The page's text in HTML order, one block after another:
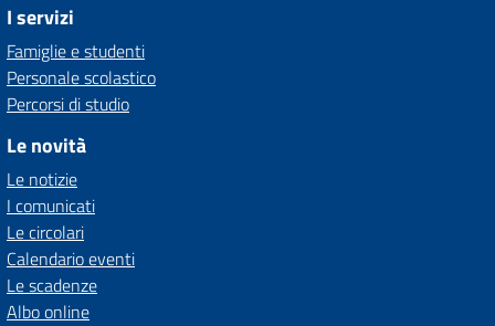
I servizi
Famiglie e studenti
Personale scolastico
Percorsi di studio
Le novità
Le notizie
I comunicati
Le circolari
Calendario eventi
Le scadenze
Albo online